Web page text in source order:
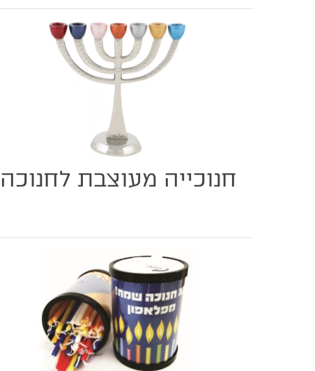
חנוכייה מעוצבת לחנוכה